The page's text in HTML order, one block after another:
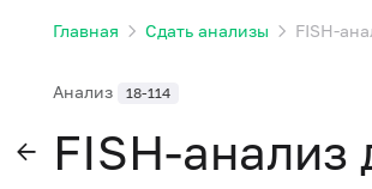
Главная Сдать анализы FISH-
Анализ 18-114
FISH-анализ